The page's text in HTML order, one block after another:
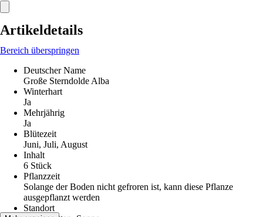
Artikeldetails
Bereich überspringen
Deutscher Name
Große Sterndolde Alba
Winterhart
Ja
Mehrjährig
Ja
Blütezeit
Juni, Juli, August
Inhalt
6 Stück
Pflanzzeit
Solange der Boden nicht gefroren ist, kann diese Pflanze
ausgepflanzt werden
Standort